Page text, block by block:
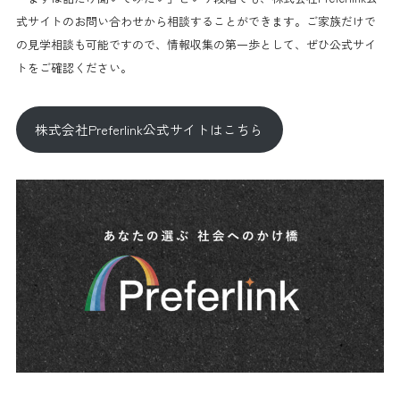
式サイトのお問い合わせから相談することができます。ご家族だけで
の見学相談も可能ですので、情報収集の第一歩として、ぜひ公式サイ
トをご確認ください。
株式会社Preferlink公式サイトはこちら